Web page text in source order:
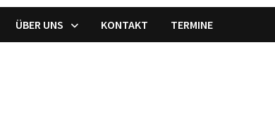
ÜBER UNS KONTAKT TERMINE